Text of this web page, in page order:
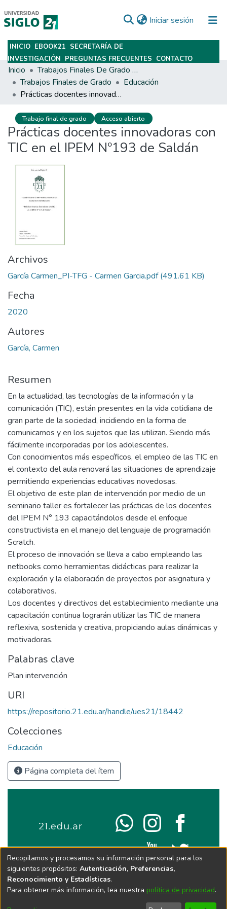
Iniciar sesión (current)
Subir
INICIO EBOOK21 SECRETARÍA DE
INVESTIGACIÓN PREGUNTAS FRECUENTES CONTACTO
Inicio
Trabajos Finales De Grado Y Posgrado
Trabajos Finales de Grado
Educación
Prácticas docentes innovadoras con TIC en el IPEM Nº193 de Saldán
Trabajo final de grado Acceso abierto
Prácticas docentes innovadoras con
TIC en el IPEM Nº193 de Saldán
Archivos
García Carmen_PI-TFG - Carmen Garcia.pdf(491.61 KB)
Fecha
2020
Autores
García, Carmen
Resumen
En la actualidad, las tecnologías de la información y la
comunicación (TIC), están presentes en la vida cotidiana de
gran parte de la sociedad, incidiendo en la forma de
comunicarnos y en los sujetos que las utilizan. Siendo más
fácilmente incorporadas por los adolescentes.
Con conocimientos más específicos, el empleo de las TIC en
el contexto del aula renovará las situaciones de aprendizaje
permitiendo experiencias educativas novedosas.
El objetivo de este plan de intervención por medio de un
seminario taller es fortalecer las prácticas de los docentes
del IPEM N° 193 capacitándolos desde el enfoque
constructivista en el manejo del lenguaje de programación
Scratch.
El proceso de innovación se lleva a cabo empleando las
netbooks como herramientas didácticas para realizar la
exploración y la elaboración de proyectos por asignatura y
colaborativos.
Los docentes y directivos del establecimiento mediante una
capacitación continua lograrán utilizar las TIC de manera
reflexiva, sostenida y creativa, propiciando aulas dinámicas y
motivadoras.
Palabras clave
Plan intervención
URI
https://repositorio.21.edu.ar/handle/ues21/18442
Colecciones
Educación
Página completa del ítem
Recopilamos y procesamos su información personal para los
siguientes propósitos: Autenticación, Preferencias,
Reconocimiento y Estadísticas.
Para obtener más información, lea nuestra política de privacidad.